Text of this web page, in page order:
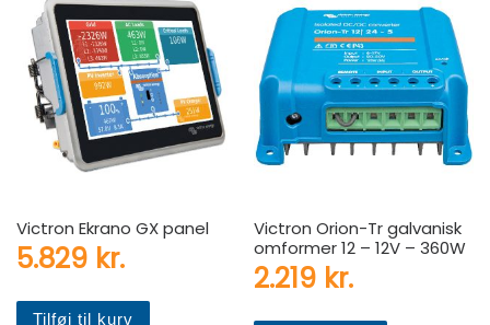
Victron Ekrano GX panel
5.829 kr.
Tilføj til kurv
Victron Orion-Tr galvanisk
omformer 12 – 12V – 360W
2.219 kr.